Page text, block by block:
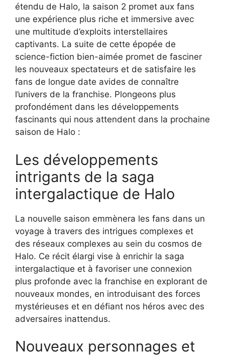
étendu de Halo, la saison 2 promet aux fans
une expérience plus riche et immersive avec
une multitude d’exploits interstellaires
captivants. La suite de cette épopée de
science-fiction bien-aimée promet de fasciner
les nouveaux spectateurs et de satisfaire les
fans de longue date avides de connaître
l’univers de la franchise. Plongeons plus
profondément dans les développements
fascinants qui nous attendent dans la prochaine
saison de Halo :
Les développements
intrigants de la saga
intergalactique de Halo
La nouvelle saison emmènera les fans dans un
voyage à travers des intrigues complexes et
des réseaux complexes au sein du cosmos de
Halo. Ce récit élargi vise à enrichir la saga
intergalactique et à favoriser une connexion
plus profonde avec la franchise en explorant de
nouveaux mondes, en introduisant des forces
mystérieuses et en défiant nos héros avec des
adversaires inattendus.
Nouveaux personnages et